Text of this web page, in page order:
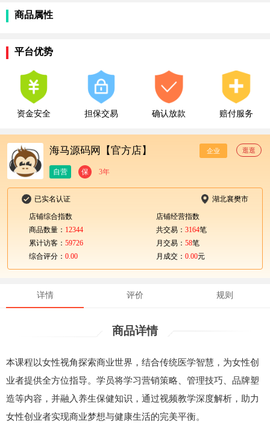
商品属性
平台优势
资金安全 担保交易 确认放款 赔付服务
海马源码网【官方店】 企业 逛逛
自营 保 3年
已实名认证 湖北襄樊市
店铺综合指数
商品数量： 12344
累计访客： 59726
综合评分： 0.00
店铺经营指数
共交易： 3164笔
月交易： 58笔
月成交： 0.00元
详情 评价 规则
商品详情
本课程以女性视角探索商业世界，结合传统医学智慧，为女性创
业者提供全方位指导。学员将学习营销策略、管理技巧、品牌塑
造等内容，并融入养生保健知识，通过视频教学深度解析，助力
女性创业者实现商业梦想与健康生活的完美平衡。